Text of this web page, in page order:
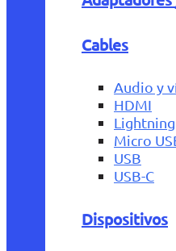
Cables
Audio y
HDMI
Lightning
Micro
USB
USB-C
Dispositivos